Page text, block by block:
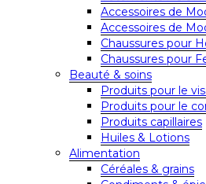
Accessoires de
Accessoires de
Chaussures pour
Chaussures pour
Beauté & soins
Produits pour le
Produits pour le
Produits capillaires
Huiles & Lotions
Alimentation
Céréales & grains